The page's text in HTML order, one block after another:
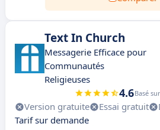
Text In Church
Messagerie Efficace pour
Communautés
Religieuses
4.6Basé sur
Version gratuite Essai gratuit
Tarif sur demande